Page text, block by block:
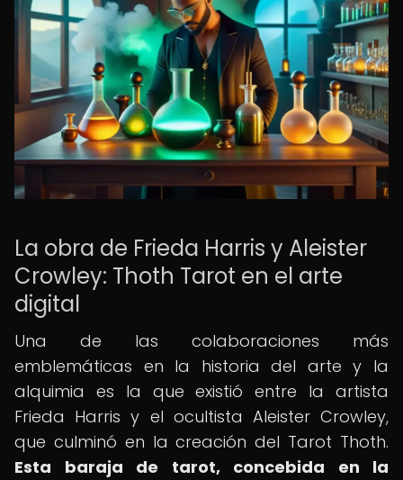
La obra de Frieda Harris y Aleister
Crowley: Thoth Tarot en el arte
digital
Una de las colaboraciones más
emblemáticas en la historia del arte y la
alquimia es la que existió entre la artista
Frieda Harris y el ocultista Aleister Crowley,
que culminó en la creación del Tarot Thoth.
Esta baraja de tarot, concebida en la